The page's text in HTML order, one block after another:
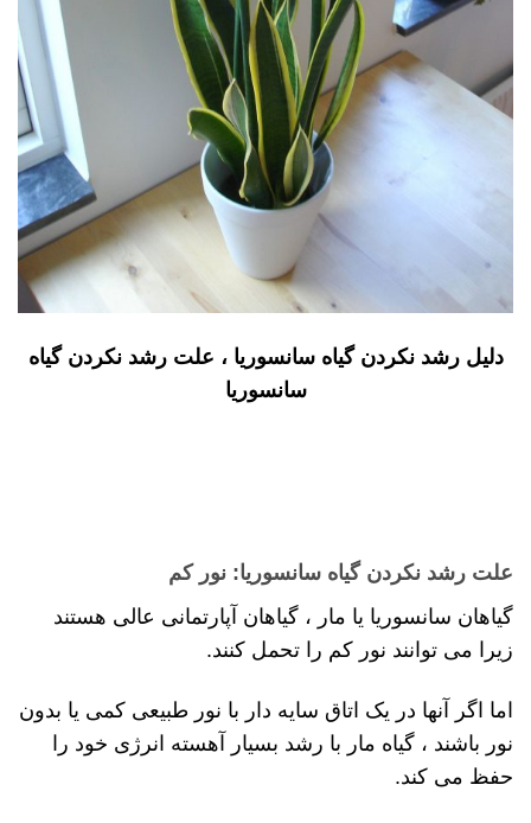
دلیل رشد نکردن گیاه سانسوریا ، علت رشد نکردن گیاه
سانسوریا
علت رشد نکردن گیاه سانسوریا: نور کم
گیاهان سانسوریا یا مار ، گیاهان آپارتمانی عالی هستند
زیرا می توانند نور کم را تحمل کنند.
اما اگر آنها در یک اتاق سایه دار با نور طبیعی کمی یا بدون
نور باشند ، گیاه مار با رشد بسیار آهسته انرژی خود را
حفظ می کند.